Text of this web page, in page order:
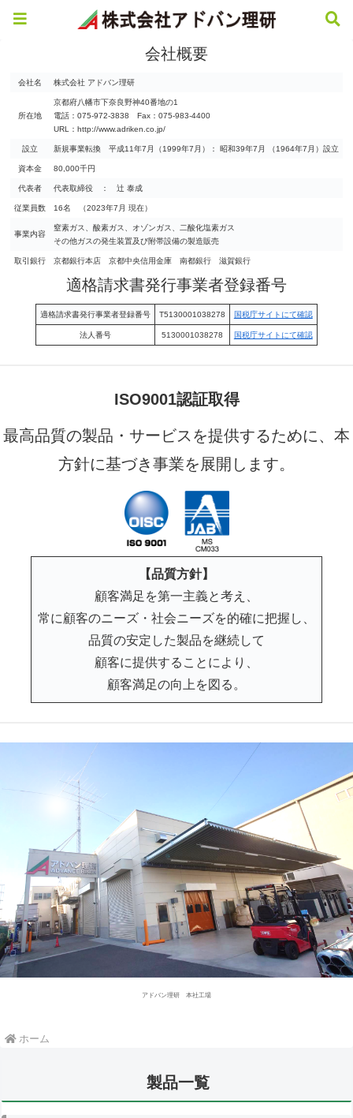
会社概要
会社名 株式会社 アドバン理研
所在地
京都府八幡市下奈良野神40番地の1
電話：075-972-3838 Fax：075-983-4400
URL：http://www.adriken.co.jp/
設立 新規事業転換 平成11年7月（1999年7月）： 昭和39年7月 （1964年7月）設立
資本金 80,000千円
代表者 代表取締役 ： 辻 泰成
従業員数 16名 （2023年7月 現在）
事業内容
窒素ガス、酸素ガス、オゾンガス、二酸化塩素ガス
その他ガスの発生装置及び附帯設備の製造販売
取引銀行 京都銀行本店 京都中央信用金庫 南都銀行 滋賀銀行
適格請求書発行事業者登録番号
適格請求書発行事業者登録番号 T5130001038278 国税庁サイトにて確認
法人番号 5130001038278 国税庁サイトにて確認
ISO9001認証取得
最高品質の製品・サービスを提供するために、本
方針に基づき事業を展開します。
【品質方針】
顧客満足を第一主義と考え、
常に顧客のニーズ・社会ニーズを的確に把握し、
品質の安定した製品を継続して
顧客に提供することにより、
顧客満足の向上を図る。
アドバン理研 本社工場
ホーム
製品一覧